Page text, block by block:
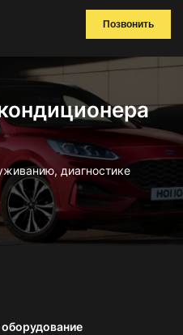
Позвонить
диагностике
оборудование